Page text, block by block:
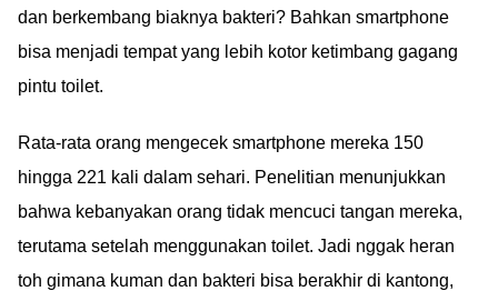
dan berkembang biaknya bakteri? Bahkan smartphone
bisa menjadi tempat yang lebih kotor ketimbang gagang
pintu toilet.
Rata-rata orang mengecek smartphone mereka 150
hingga 221 kali dalam sehari. Penelitian menunjukkan
bahwa kebanyakan orang tidak mencuci tangan mereka,
terutama setelah menggunakan toilet. Jadi nggak heran
toh gimana kuman dan bakteri bisa berakhir di kantong,